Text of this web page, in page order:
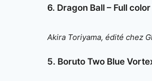
6. Dragon Ball – Full
Akira Toriyama, édité chez
5. Boruto Two Blue